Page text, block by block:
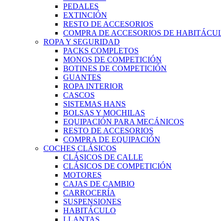
PEDALES
EXTINCIÓN
RESTO DE ACCESORIOS
COMPRA DE ACCESORIOS DE
ROPA Y SEGURIDAD
PACKS COMPLETOS
MONOS DE COMPETICIÓN
BOTINES DE COMPETICIÓN
GUANTES
ROPA INTERIOR
CASCOS
SISTEMAS HANS
BOLSAS Y MOCHILAS
EQUIPACIÓN PARA MECÁNICOS
RESTO DE ACCESORIOS
COMPRA DE EQUIPACIÓN
COCHES CLÁSICOS
CLÁSICOS DE CALLE
CLÁSICOS DE COMPETICIÓN
MOTORES
CAJAS DE CAMBIO
CARROCERÍA
SUSPENSIONES
HABITÁCULO
LLANTAS